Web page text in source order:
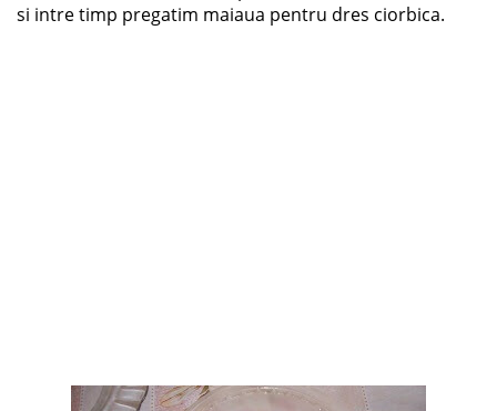
si intre timp pregatim maiaua pentru dres ciorbica.